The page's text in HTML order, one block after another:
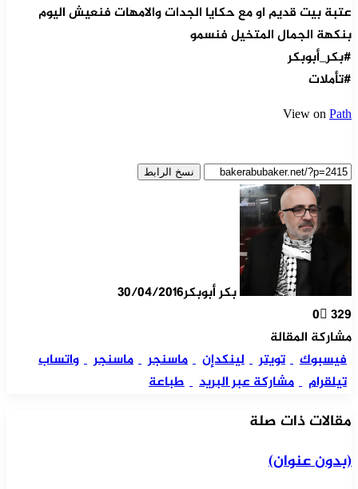
عتبة بيت قديم او مع حكايا الجدات والامهات فنعيش اليوم
بنكهة الجمال المتخيل فنسمو
#بكر_أبوبكر
#تأملات
View onPath
نسخ الرابط
بكر أبوبكر30/04/2016
0 329
مشاركة المقالة
فيسبوك
تويتر لينكدإن ماسنجر ماسنجر
واتساب
تيلقرام
مشاركة عبر البريد طباعة
مقالات ذات صلة
(بدون عنوان)